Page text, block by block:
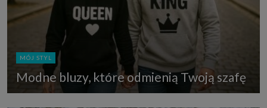
MÓJ STYL
Modne bluzy, które odmienią Twoją szafę